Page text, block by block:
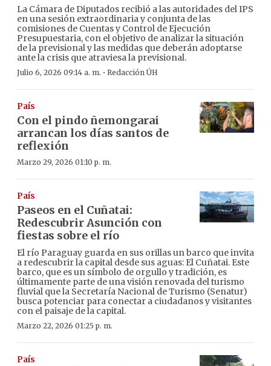
La Cámara de Diputados recibió a las autoridades del IPS
en una sesión extraordinaria y conjunta de las
comisiones de Cuentas y Control de Ejecución
Presupuestaria, con el objetivo de analizar la situación
de la previsional y las medidas que deberán adoptarse
ante la crisis que atraviesa la previsional.
Julio 6, 2026 09:14 a. m. · Redacción ÚH
País
Con el pindo ñemongarai
arrancan los días santos de
reflexión
Marzo 29, 2026 01:10 p. m.
País
Paseos en el Cuñatai:
Redescubrir Asunción con
fiestas sobre el río
El río Paraguay guarda en sus orillas un barco que invita
a redescubrir la capital desde sus aguas: El Cuñatai. Este
barco, que es un símbolo de orgullo y tradición, es
últimamente parte de una visión renovada del turismo
fluvial que la Secretaría Nacional de Turismo (Senatur)
busca potenciar para conectar a ciudadanos y visitantes
con el paisaje de la capital.
Marzo 22, 2026 01:25 p. m.
País